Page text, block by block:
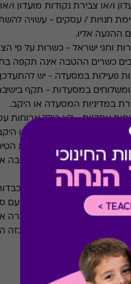
ו/או צבירת נקודות מועדון ו/
חנויות / עסקים -עשויה
ההגעה אליו.
וחגי ישראל -כשרות על פי
כשרים ההטבה אינה תקפה
פעילות במסעדה -יש
-
במדיניות המסעדה או היקב.
עסקיות-לא כולל ארוחות
אחרת במדיניות המסעדה או
תשר
לא ניתן לשלם את
במסעדות/יקבים
לתושבי אילת
כי רשימת הספקים
של ירידת ספק מגיפט עם
חלופי ממגוון כרטיסי החברה
בפועל לחברה (במקרה כזה
בפועל).